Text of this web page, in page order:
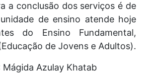
a conclusão dos serviços é de
de ensino atende hoje
do Ensino Fundamental,
de Jovens e Adultos).
Mágida Azulay Khatab